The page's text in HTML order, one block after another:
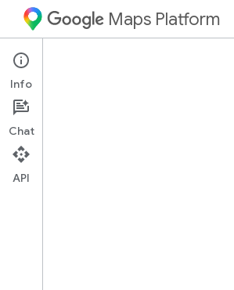
Maps Platform
iOS
Leitfäden
Info
Chat
API